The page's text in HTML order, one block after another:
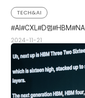
2024-11-21
TECH&AI
AI
CXL D램 HBM